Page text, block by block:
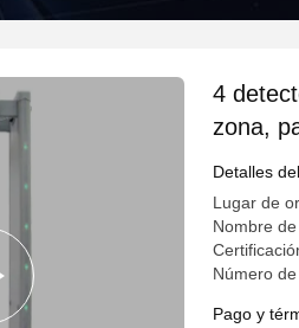
4
zona,
la
Detalles
Lugar de
Nombre
Número
Pago y